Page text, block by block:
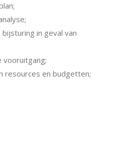
bijsturing in geval van
vooruitgang;
resources en budgetten;